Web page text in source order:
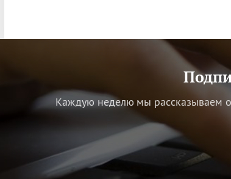
Каждую неделю мы рассказываем о